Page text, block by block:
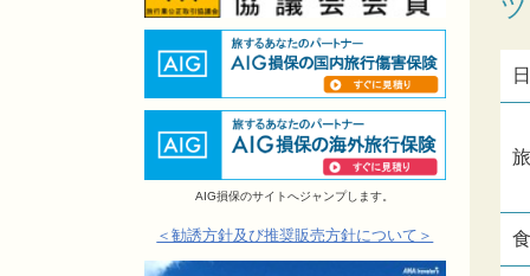
AIG損保のサイトへジャンプします。
＜勧誘方針及び推奨販売方針について＞